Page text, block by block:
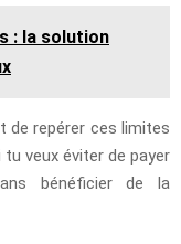
: la solution
de repérer ces limites
veux éviter de payer
bénéficier de la